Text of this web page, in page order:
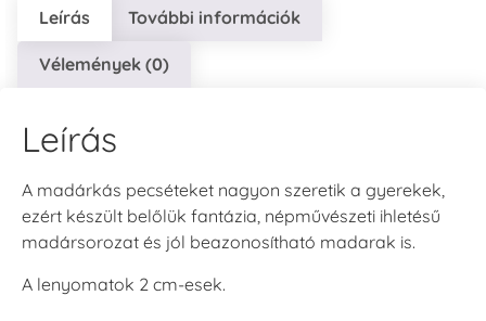
Leírás További információk
Vélemények (0)
Leírás
A madárkás pecséteket nagyon szeretik a gyerekek,
ezért készült belőlük fantázia, népművészeti ihletésű
madársorozat és jól beazonosítható madarak is.
A lenyomatok 2 cm-esek.